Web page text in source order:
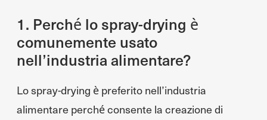
1. Perché lo spray-drying è
comunemente usato
nell’industria alimentare?
Lo spray-drying è preferito nell’industria
alimentare perché consente la creazione di